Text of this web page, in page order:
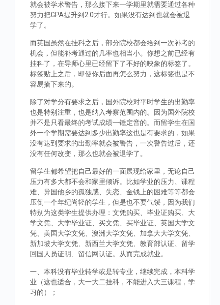
就会被学术警告，那么接下来一学期里就需要通过各种
努力把GPA提升到2.0才行。如果没有达到也就会被退
学了。
而英国虽然在挂科之后，部分院校都会给到一次补考的
机会，但能补考通过的几率也相当小。你想之前已经有
挂科了，在导师心里已经留下了不好的映象的标签了。
标签贴上之后，即使你后面再怎么努力，这标签也是不
容易摘下来的。
除了对学分有要求之后，国外院校对平时学生的出勤率
也是特别注重，也是纳入考察范围内的。因为国外院校
并不是只看最终的考试成绩一锤定音的。而留学生在国
外一个学期需要达到多少出勤率这也是有要求的，如果
没有达到要求的出勤率就会被警告，一次警告过后，还
没有任何改变，那么也就会被退学了。
留学生都希望把自己最好的一面展现给家里，无论自己
压力有多大都不会和家里倾诉。比如学业的压力、课程
难、异国他乡的孤独感、失恋、金钱上的困难等等都会
压倒一个年纪尚轻的学生，但是也不要气馁，因为我们
特别为这类学生提供办理：文凭购买、毕业证购买、大
学文凭、大学毕业证、买文凭、买毕业证、英国大学文
凭、美国大学文凭、澳洲大学文凭、加拿大大学文凭、
新加坡大学文凭、新西兰大学文凭、教育部认证、留学
回国人员证明、留信网认证。从而完成就业。
一、本科没有毕业转学或是转专业，继续完成，本科学
业（这也适合，大一大二挂科，不能进入大三课程，学
习的）；